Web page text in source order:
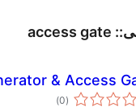
access gate
& Access
(0 ئومۇمىي
دەرىجە
)